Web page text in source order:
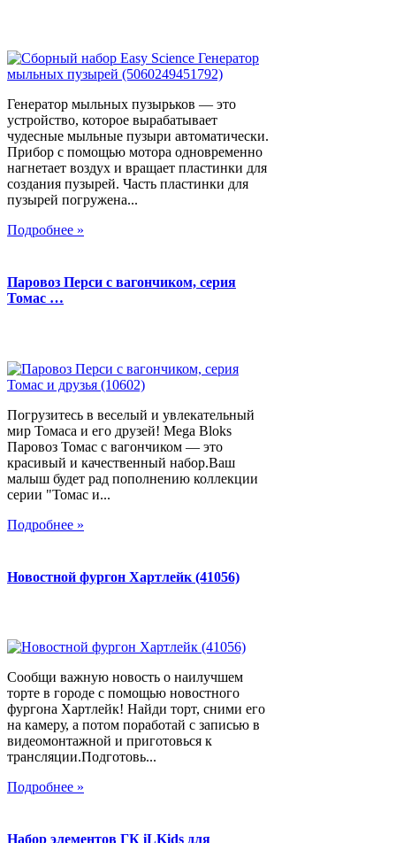
Генератор мыльных пузырьков — это
устройство, которое вырабатывает
чудесные мыльные пузыри автоматически.
Прибор с помощью мотора одновременно
нагнетает воздух и вращает пластинки для
создания пузырей. Часть пластинки для
пузырей погружена...
Подробнее »
Паровоз Перси с вагончиком, серия
Томас …
Погрузитесь в веселый и увлекательный
мир Томаса и его друзей! Mega Bloks
Паровоз Томас с вагончиком — это
красивый и качественный набор.Ваш
малыш будет рад пополнению коллекции
серии "Томас и...
Подробнее »
Новостной фургон Хартлейк (41056)
Сообщи важную новость о наилучшем
торте в городе с помощью новостного
фургона Хартлейк! Найди торт, сними его
на камеру, а потом поработай с записью в
видеомонтажной и приготовься к
трансляции.Подготовь...
Подробнее »
Набор элементов ГК iLKids для